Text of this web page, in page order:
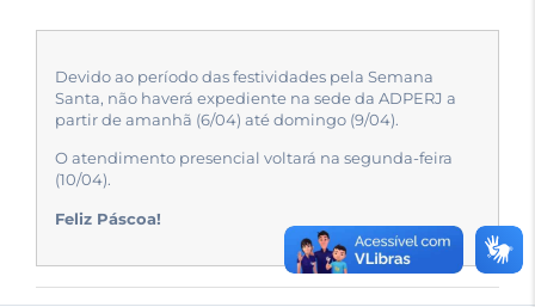
Devido ao período das festividades pela Semana
Santa, não haverá expediente na sede da ADPERJ a
partir de amanhã (6/04) até domingo (9/04).
O atendimento presencial voltará na segunda-feira
(10/04).
Feliz Páscoa!